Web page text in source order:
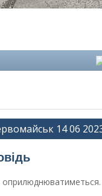
14 06